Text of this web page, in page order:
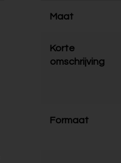
Maat
Korte
omschrijving
Formaat